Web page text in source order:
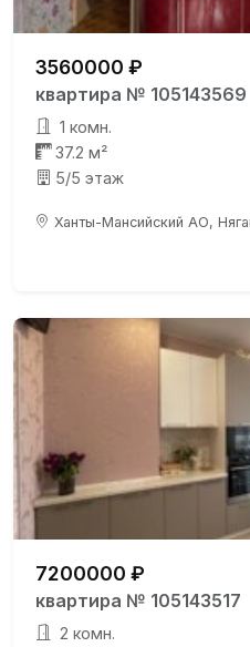
3560000 ₽
квартира № 105143569
1 комн.
37.2 м²
5/5 этаж
Ханты-Мансийский АО,
7200000 ₽
квартира № 105143517
2 комн.